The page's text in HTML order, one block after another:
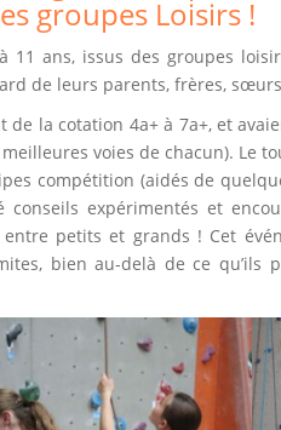
groupes Loisirs !
11 ans, issus des groupes
de leurs parents, frères,
de la cotation 4a+ à 7a+, et
voies de chacun). Le
compétition (aidés de
conseils expérimentés et
petits et grands ! Cet
bien au-delà de ce qu’ils